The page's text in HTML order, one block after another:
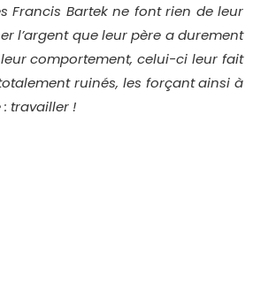
Francis Bartek ne font rien de leur
l’argent que leur père a durement
comportement, celui-ci leur fait
ruinés, les forçant ainsi à
: travailler !